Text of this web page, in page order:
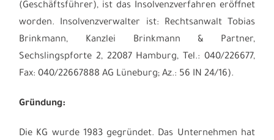
(Geschäftsführer), ist das Insolvenzverfahren eröffnet
worden. Insolvenzverwalter ist: Rechtsanwalt Tobias
Brinkmann, Kanzlei Brinkmann & Partner,
Sechslingspforte 2, 22087 Hamburg, Tel.: 040/226677,
Fax: 040/22667888 AG Lüneburg; Az.: 56 IN 24/16).
Gründung:
Die KG wurde 1983 gegründet. Das Unternehmen hat